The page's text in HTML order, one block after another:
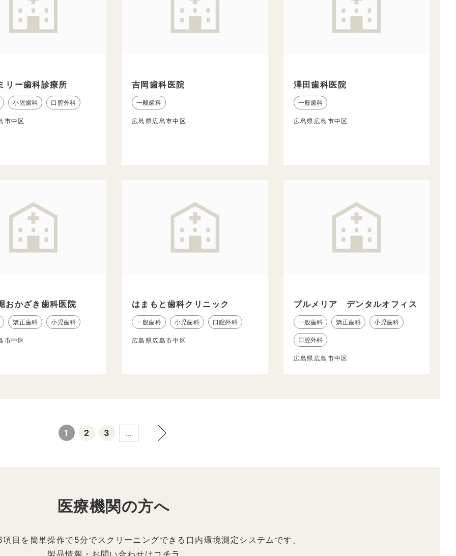
リー歯科診療所
小児歯科 口腔外科
市中区
吉岡歯科医院
一般歯科
広島県広島市中区
澤田歯科医院
一般歯科
広島県広島市中区
おかざき歯科医院
矯正歯科 小児歯科
市中区
はまもと歯科クリニック
一般歯科 小児歯科 口腔外科
広島県広島市中区
プルメリア デンタルオフィス
一般歯科 矯正歯科 小児歯科
口腔外科
広島県広島市中区
1 2 3 …
医療機関の方へ
目を簡単操作で5分でスクリーニングできる口内環境測定システムです。
製品情報・お問い合わせは コチラ